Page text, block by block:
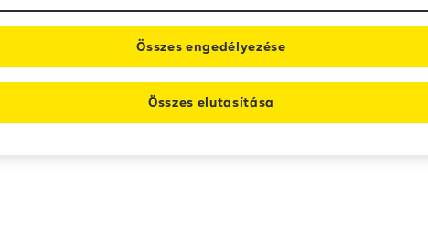
Összes elutasítása
Összes engedélyezése